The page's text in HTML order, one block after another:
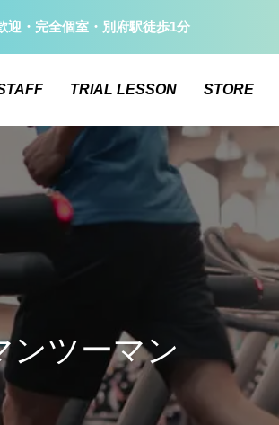
・完全個室・別府駅徒歩1分
TRIAL LESSON STORE
ンツーマン